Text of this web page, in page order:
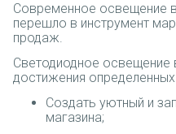
Современное освещение
перешло в инструмент
продаж.
Светодиодное освещение
достижения
Создать уютный и
магазина;